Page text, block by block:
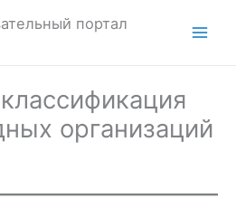
портал
организаций